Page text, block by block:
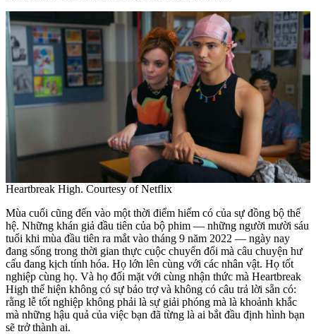
Heartbreak High. Courtesy of Netflix
Mùa cuối cũng đến vào một thời điểm hiếm có của sự đồng bộ thế
hệ. Những khán giả đầu tiên của bộ phim — những người mười sáu
tuổi khi mùa đầu tiên ra mắt vào tháng 9 năm 2022 — ngày nay
đang sống trong thời gian thực cuộc chuyển đổi mà câu chuyện hư
cấu đang kịch tính hóa. Họ lớn lên cùng với các nhân vật. Họ tốt
nghiệp cùng họ. Và họ đối mặt với cùng nhận thức mà Heartbreak
High thể hiện không có sự bảo trợ và không có câu trả lời sẵn có:
rằng lễ tốt nghiệp không phải là sự giải phóng mà là khoảnh khắc
mà những hậu quả của việc bạn đã từng là ai bắt đầu định hình bạn
sẽ trở thành ai.